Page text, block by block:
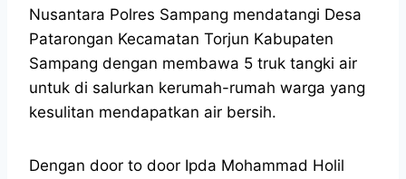
Nusantara Polres Sampang mendatangi Desa
Patarongan Kecamatan Torjun Kabupaten
Sampang dengan membawa 5 truk tangki air
untuk di salurkan kerumah-rumah warga yang
kesulitan mendapatkan air bersih.
Dengan door to door Ipda Mohammad Holil